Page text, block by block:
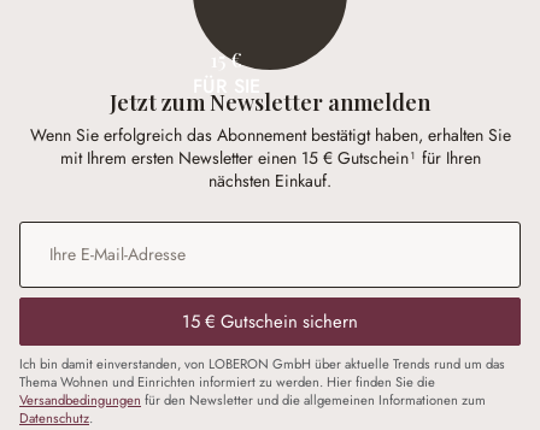
15 €
Jetzt zum Newsletter anmelden
Wenn Sie erfolgreich das Abonnement bestätigt haben, erhalten Sie
mit Ihrem ersten Newsletter einen 15 € Gutschein¹ für Ihren
nächsten Einkauf.
E-Mail-Adresse
15 € Gutschein sichern
Ich bin damit einverstanden, von LOBERON GmbH über aktuelle Trends rund um das
Thema Wohnen und Einrichten informiert zu werden. Hier finden Sie die
Versandbedingungen für den Newsletter und die allgemeinen Informationen zum
Datenschutz.